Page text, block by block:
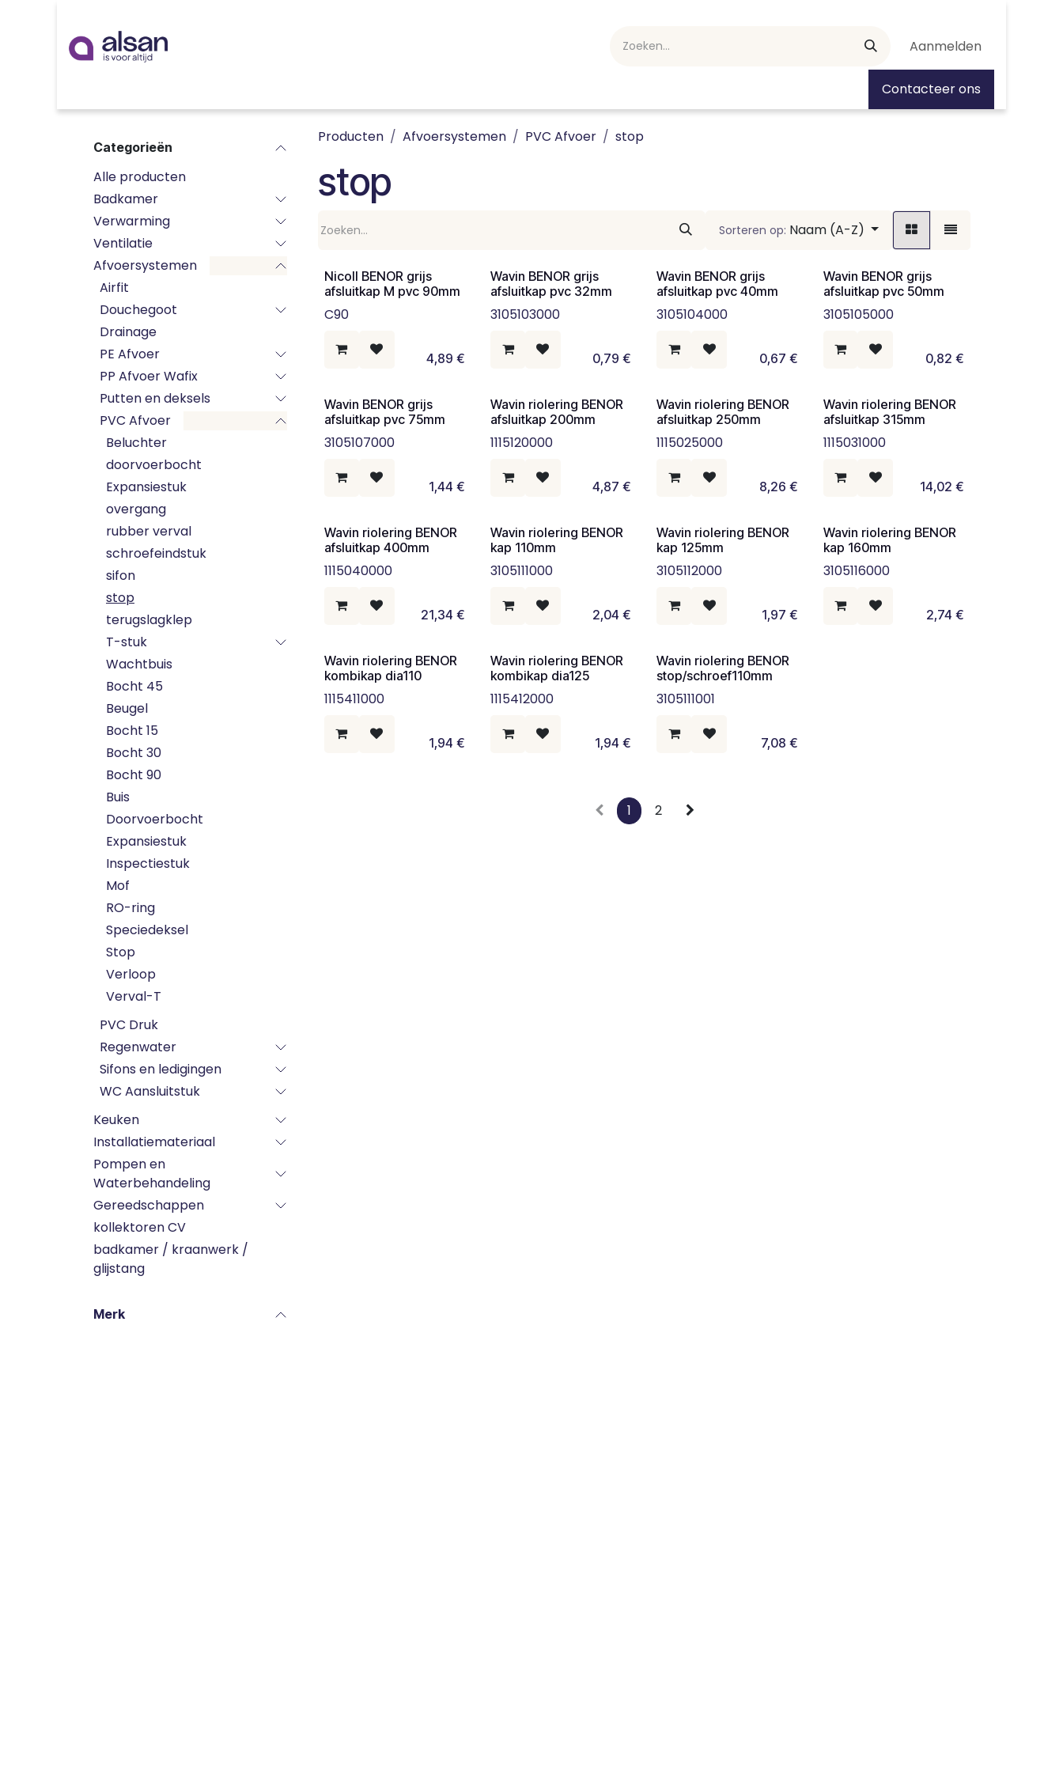
Aanmelden
Contacteer ons
Categorieën
Alle producten
Badkamer
Verwarming
Ventilatie
Afvoersystemen
Airfit
Douchegoot
Drainage
PE Afvoer
PP Afvoer Wafix
Putten en deksels
PVC Afvoer
Beluchter
doorvoerbocht
Expansiestuk
overgang
rubber verval
schroefeindstuk
sifon
stop
terugslagklep
T-stuk
Wachtbuis
Bocht 45
Beugel
Bocht 15
Bocht 30
Bocht 90
Buis
Doorvoerbocht
Expansiestuk
Inspectiestuk
Mof
RO-ring
Speciedeksel
Stop
Verloop
Verval-T
PVC Druk
Regenwater
Sifons en ledigingen
WC Aansluitstuk
Keuken
Installatiemateriaal
Pompen en
Waterbehandeling
Gereedschappen
kollektoren CV
badkamer / kraanwerk /
glijstang
Merk
Producten Afvoersystemen PVC Afvoer stop
stop
Sorteren op: Naam (A-Z)
Nicoll BENOR grijs
afsluitkap M pvc 90mm
C90
4,89 €
Wavin BENOR grijs
afsluitkap pvc 32mm
3105103000
0,79 €
Wavin BENOR grijs
afsluitkap pvc 40mm
3105104000
0,67 €
Wavin BENOR grijs
afsluitkap pvc 50mm
3105105000
0,82 €
Wavin BENOR grijs
afsluitkap pvc 75mm
3105107000
1,44 €
Wavin riolering BENOR
afsluitkap 200mm
1115120000
4,87 €
Wavin riolering BENOR
afsluitkap 250mm
1115025000
8,26 €
Wavin riolering BENOR
afsluitkap 315mm
1115031000
14,02 €
Wavin riolering BENOR
afsluitkap 400mm
1115040000
21,34 €
Wavin riolering BENOR
kap 110mm
3105111000
2,04 €
Wavin riolering BENOR
kap 125mm
3105112000
1,97 €
Wavin riolering BENOR
kap 160mm
3105116000
2,74 €
Wavin riolering BENOR
kombikap dia110
1115411000
1,94 €
Wavin riolering BENOR
kombikap dia125
1115412000
1,94 €
Wavin riolering BENOR
stop/schroef110mm
3105111001
7,08 €
1 2